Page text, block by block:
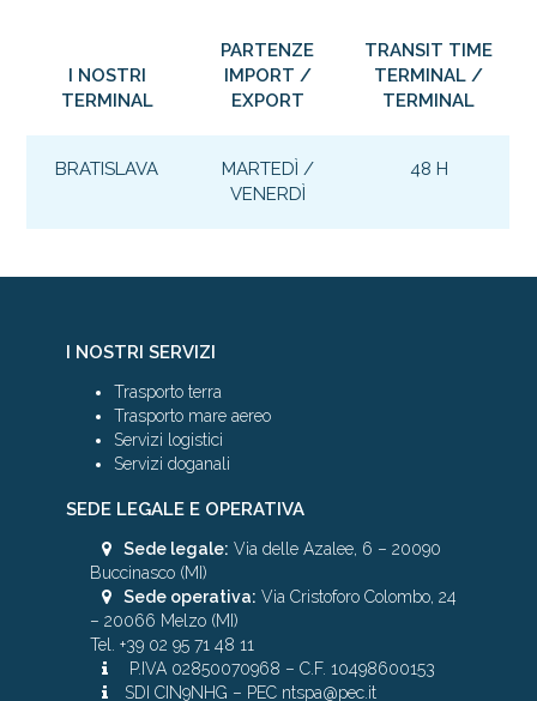
I NOSTRI
TERMINAL
PARTENZE
IMPORT /
EXPORT
TRANSIT TIME
TERMINAL /
TERMINAL
BRATISLAVA
MARTEDÌ /
VENERDÌ
48 H
I NOSTRI SERVIZI
Trasporto terra
Trasporto mare aereo
Servizi logistici
Servizi doganali
SEDE LEGALE E OPERATIVA
Sede legale: Via delle Azalee, 6 – 20090
Buccinasco (MI)
Sede operativa: Via Cristoforo Colombo, 24
– 20066 Melzo (MI)
Tel. +39 02 95 71 48 11
P.IVA 02850070968 – C.F. 10498600153
SDI CIN9NHG – PEC ntspa@pec.it